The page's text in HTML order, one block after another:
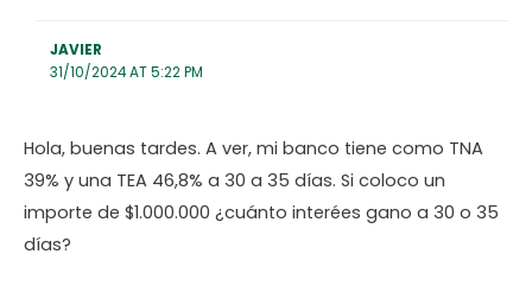
JAVIER
31/10/2024 AT 5:22 PM
Hola, buenas tardes. A ver, mi banco tiene como TNA
39% y una TEA 46,8% a 30 a 35 días. Si coloco un
importe de $1.000.000 ¿cuánto interées gano a 30 o 35
días?